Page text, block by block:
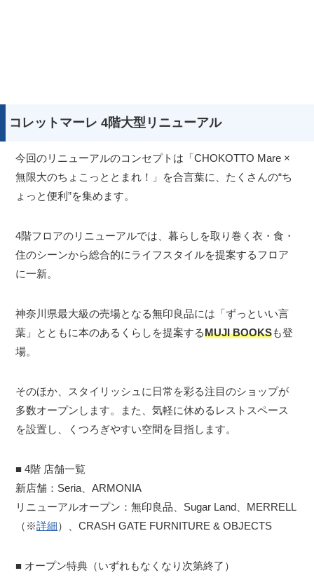
コレットマーレ 4階大型リニューアル
今回のリニューアルのコンセプトは「CHOKOTTO Mare ×
無限大のちょこっととまれ！」を合言葉に、たくさんの“ち
ょっと便利”を集めます。
4階フロアのリニューアルでは、暮らしを取り巻く衣・食・
住のシーンから総合的にライフスタイルを提案するフロア
に一新。
神奈川県最大級の売場となる無印良品には「ずっといい言
葉」とともに本のあるくらしを提案するMUJI BOOKSも登
場。
そのほか、スタイリッシュに日常を彩る注目のショップが
多数オープンします。また、気軽に休めるレストスペース
を設置し、くつろぎやすい空間を目指します。
■ 4階 店舗一覧
新店舗：Seria、ARMONIA
リニューアルオープン：無印良品、Sugar Land、MERRELL
（※詳細）、CRASH GATE FURNITURE & OBJECTS
■ オープン特典（いずれもなくなり次第終了）